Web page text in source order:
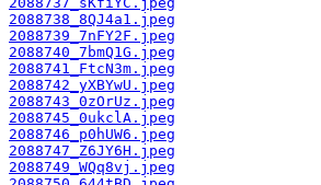
2088738_8QJ4a1.jpeg
2088739_7nFY2F.jpeg
2088740_7bmQ1G.jpeg
2088741_FtcN3m.jpeg
2088742_yXBYwU.jpeg
2088743_0zOrUz.jpeg
2088745_0ukclA.jpeg
2088746_p0hUW6.jpeg
2088747_Z6JY6H.jpeg
2088749_WQq8vj.jpeg